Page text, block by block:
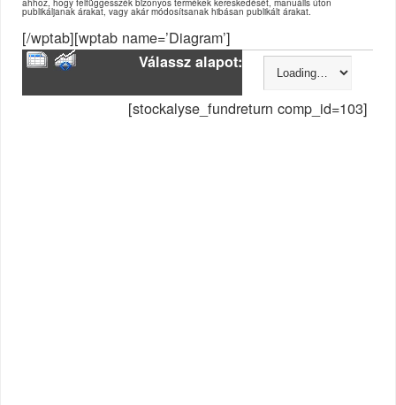
publikáljanak árakat, vagy akár módosítsanak hibásan publikált árakat.
[/wptab][wptab name=’Diagram’]
Válassz alapot:
[stockalyse_fundreturn comp_id=103]